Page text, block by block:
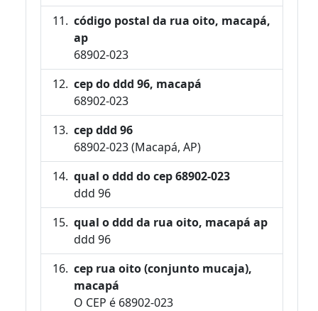
código postal da rua oito, macapá,
ap
68902-023
cep do ddd 96, macapá
68902-023
cep ddd 96
68902-023 (Macapá, AP)
qual o ddd do cep 68902-023
ddd 96
qual o ddd da rua oito, macapá ap
ddd 96
cep rua oito (conjunto mucaja),
macapá
O CEP é 68902-023